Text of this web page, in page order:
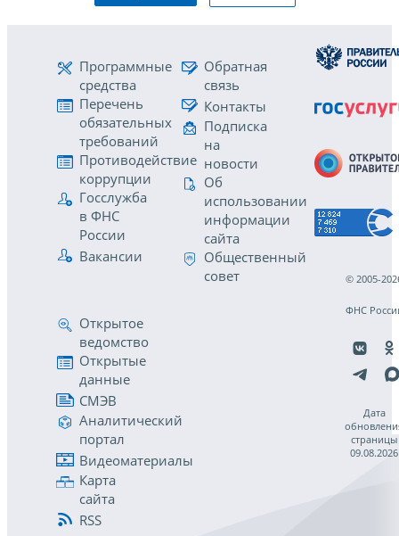
Программные
средства
Перечень
обязательных
требований
Противодействие
коррупции
Госслужба
в ФНС
России
Вакансии
Обратная
связь
Контакты
Подписка
на
новости
Об
использовании
информации
сайта
Общественный
совет
Открытое
ведомство
Открытые
данные
СМЭВ
Аналитический
портал
Видеоматериалы
Карта
сайта
RSS
© 2005-
ФНС
Дата
страницы
09.08.2026